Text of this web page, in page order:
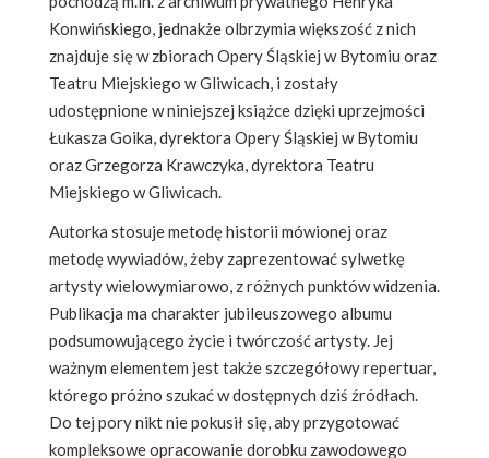
Konwińskiego, jednakże olbrzymia większość z nich
znajduje się w zbiorach Opery Śląskiej w Bytomiu oraz
Teatru Miejskiego w Gliwicach, i zostały
udostępnione w niniejszej książce dzięki uprzejmości
Łukasza Goika, dyrektora Opery Śląskiej w Bytomiu
oraz Grzegorza Krawczyka, dyrektora Teatru
Miejskiego w Gliwicach.
Autorka stosuje metodę historii mówionej oraz
metodę wywiadów, żeby zaprezentować sylwetkę
artysty wielowymiarowo, z różnych punktów widzenia.
Publikacja ma charakter jubileuszowego albumu
podsumowującego życie i twórczość artysty. Jej
ważnym elementem jest także szczegółowy repertuar,
którego próżno szukać w dostępnych dziś źródłach.
Do tej pory nikt nie pokusił się, aby przygotować
kompleksowe opracowanie dorobku zawodowego